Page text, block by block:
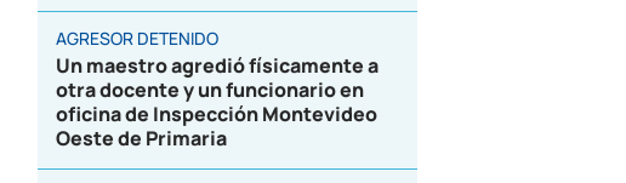
AGRESOR DETENIDO
Un maestro agredió físicamente a
otra docente y un funcionario en
oficina de Inspección Montevideo
Oeste de Primaria